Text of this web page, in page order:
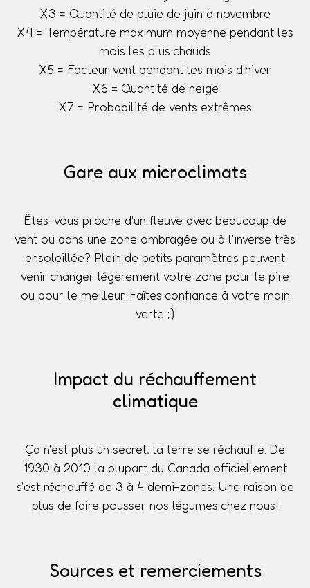
X3 = Quantité de pluie de juin à novembre
X4 = Température maximum moyenne pendant les
mois les plus chauds
X5 = Facteur vent pendant les mois d'hiver
X6 = Quantité de neige
X7 = Probabilité de vents extrêmes
Gare aux microclimats
Êtes-vous proche d'un fleuve avec beaucoup de
vent ou dans une zone ombragée ou à l'inverse très
ensoleillée? Plein de petits paramètres peuvent
venir changer légèrement votre zone pour le pire
ou pour le meilleur. Faîtes confiance à votre main
verte ;)
Impact du réchauffement
climatique
Ça n'est plus un secret, la terre se réchauffe. De
1930 à 2010 la plupart du Canada officiellement
s'est réchauffé de 3 à 4 demi-zones. Une raison de
plus de faire pousser nos légumes chez nous!
Sources et remerciements